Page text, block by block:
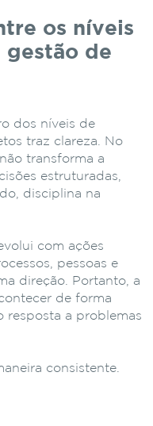
os níveis
gestão de
dos níveis de
traz clareza. No
transforma a
estruturadas,
disciplina na
com ações
pessoas e
direção. Portanto, a
de forma
resposta a problemas
consistente.